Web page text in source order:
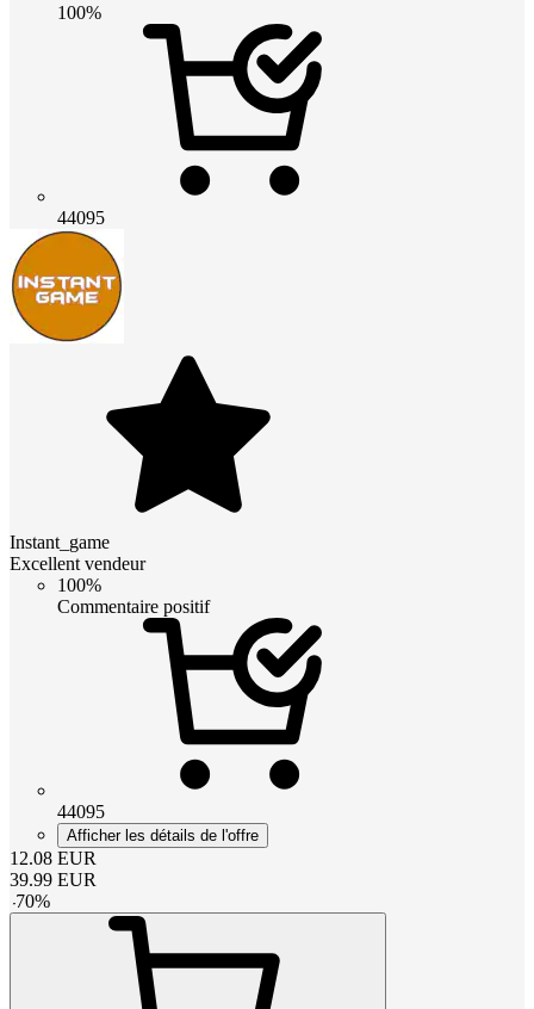
100%
44095
Instant_game
Excellent vendeur
100%
Commentaire positif
44095
Afficher les détails de l'offre
12.08 EUR
39.99 EUR
-70%